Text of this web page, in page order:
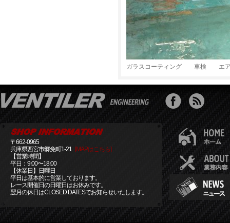
ガラスコーティング 車検 エア
〒662-0965
兵庫県西宮市郷免町1-21 [MAPはこちら]
【営業時間】
平日：9:00〜18:00
【休業日】日曜日
平日は基本的に営業しております。
レース開催日の日曜日はお休みです。
翌月の休日はCLOSED DATESでお知らせいたします。